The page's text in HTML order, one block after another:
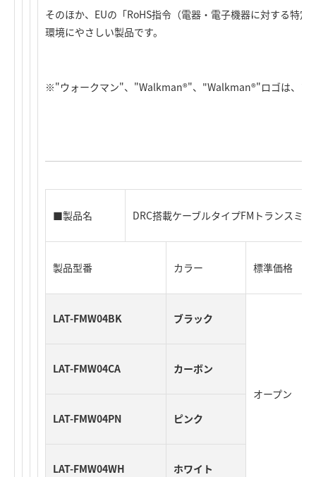
そのほか、EUの「RoHS指令（電器・電子機器に対する特
環境にやさしい製品です。
※"ウォークマン"、"Walkman®"、"Walkman®"ロゴは、ソ
■製品名 DRC搭載ケーブルタイプFMトランスミ
製品型番 カラー 標準価格
LAT-FMW04BK ブラック
オープン
LAT-FMW04CA カーボン
LAT-FMW04PN ピンク
LAT-FMW04WH ホワイト